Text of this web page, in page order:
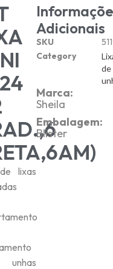
lixas
Adicionais
SKU
Category
de
Marca:
Sheila
Embalagem:
Blister